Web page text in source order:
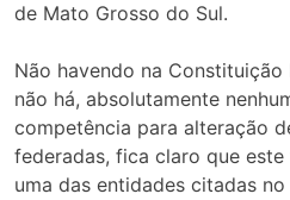
de Mato Grosso do Sul.
Não havendo na
não há, absolutamente
competência para alteração
federadas, fica claro que
uma das entidades citadas